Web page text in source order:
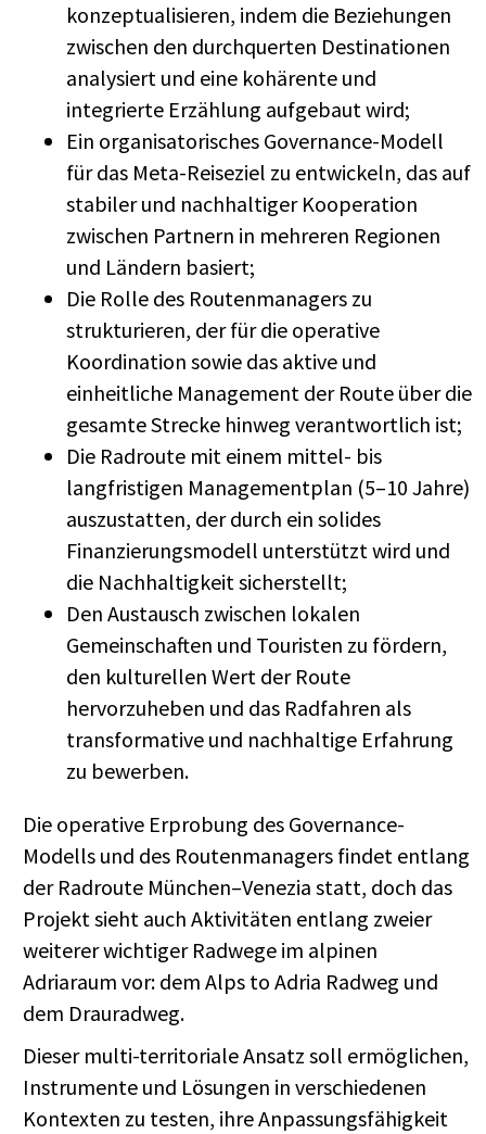
konzeptualisieren, indem die Beziehungen
zwischen den durchquerten Destinationen
analysiert und eine kohärente und
integrierte Erzählung aufgebaut wird;
Ein organisatorisches Governance-Modell
für das Meta-Reiseziel zu entwickeln, das auf
stabiler und nachhaltiger Kooperation
zwischen Partnern in mehreren Regionen
und Ländern basiert;
Die Rolle des Routenmanagers zu
strukturieren, der für die operative
Koordination sowie das aktive und
einheitliche Management der Route über die
gesamte Strecke hinweg verantwortlich ist;
Die Radroute mit einem mittel- bis
langfristigen Managementplan (5–10 Jahre)
auszustatten, der durch ein solides
Finanzierungsmodell unterstützt wird und
die Nachhaltigkeit sicherstellt;
Den Austausch zwischen lokalen
Gemeinschaften und Touristen zu fördern,
den kulturellen Wert der Route
hervorzuheben und das Radfahren als
transformative und nachhaltige Erfahrung
zu bewerben.
Die operative Erprobung des Governance-
Modells und des Routenmanagers findet entlang
der Radroute München–Venezia statt, doch das
Projekt sieht auch Aktivitäten entlang zweier
weiterer wichtiger Radwege im alpinen
Adriaraum vor: dem Alps to Adria Radweg und
dem Drauradweg.
Dieser multi-territoriale Ansatz soll ermöglichen,
Instrumente und Lösungen in verschiedenen
Kontexten zu testen, ihre Anpassungsfähigkeit